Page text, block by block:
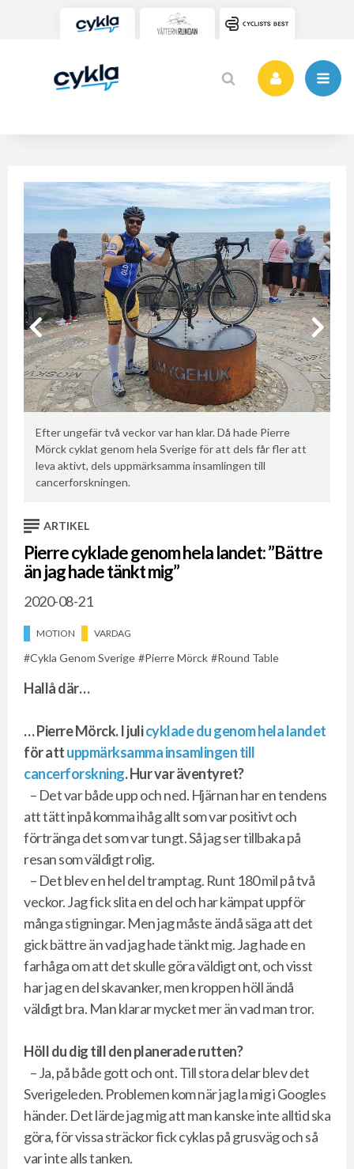
Efter ungefär två veckor var han klar. Då hade Pierre
Mörck cyklat genom hela Sverige för att dels får fler att
leva aktivt, dels uppmärksamma insamlingen till
cancerforskningen.
ARTIKEL
Pierre cyklade genom hela landet: ”Bättre
än jag hade tänkt mig”
2020-08-21
MOTION VARDAG
Cykla Genom Sverige Pierre Mörck Round Table
Hallå där…
… Pierre Mörck. I julicyklade du genom hela landet
för attuppmärksamma insamlingen till
cancerforskning. Hur var äventyret?
– Det var både upp och ned. Hjärnan har en tendens
att tätt inpå komma ihåg allt som var positivt och
förtränga det som var tungt. Så jag ser tillbaka på
resan som väldigt rolig.
– Det blev en hel del tramptag. Runt 180 mil på två
veckor. Jag fick slita en del och har kämpat uppför
många stigningar. Men jag måste ändå säga att det
gick bättre än vad jag hade tänkt mig. Jag hade en
farhåga om att det skulle göra väldigt ont, och visst
har jag en del skavanker, men kroppen höll ändå
väldigt bra. Man klarar mycket mer än vad man tror.
Höll du dig till den planerade rutten?
– Ja, på både gott och ont. Till stora delar blev det
Sverigeleden. Problemen kom när jag la mig i Googles
händer. Det lärde jag mig att man kanske inte alltid ska
göra, för vissa sträckor fick cyklas på grusväg och så
var inte alls tanken.